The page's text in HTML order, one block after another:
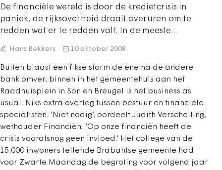
De financiële wereld is door de kredietcrisis in
paniek, de rijksoverheid draait overuren om te
redden wat er te redden valt. In de meeste…
Hans Bekkers 10 oktober 2008
Buiten blaast een fikse storm de ene na de andere
bank omver, binnen in het gemeentehuis aan het
Raadhuisplein in Son en Breugel is het business as
usual. Niks extra overleg tussen bestuur en financiële
specialisten. ‘Niet nodig’, oordeelt Judith Verschelling,
wethouder Financiën. ‘Op onze financiën heeft de
crisis vooralsnog geen invloed.’ Het college van de
15.000 inwoners tellende Brabantse gemeente had
voor Zwarte Maandag de begroting voor volgend jaar